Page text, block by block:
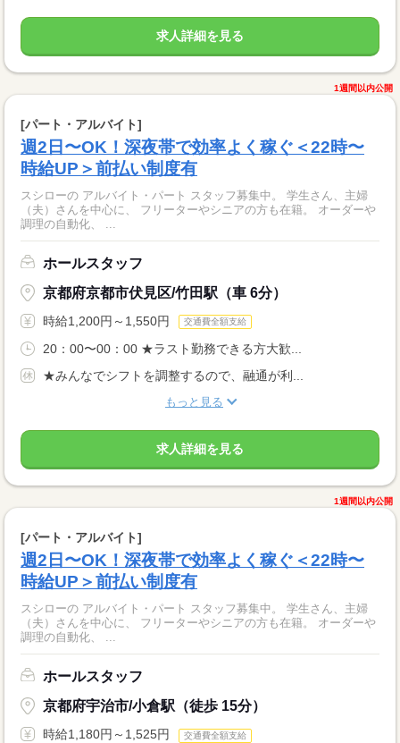
求人詳細を見る
1週間以内公開
[パート・アルバイト]
週2日〜OK！深夜帯で効率よく稼ぐ＜22時〜
時給UP＞前払い制度有
スシローの アルバイト・パート スタッフ募集中。 学生さん、主婦
（夫）さんを中心に、 フリーターやシニアの方も在籍。 オーダーや
調理の自動化、 ...
ホールスタッフ
京都府京都市伏見区/竹田駅（車 6分）
時給1,200円～1,550円 交通費全額支給
20：00〜00：00 ★ラスト勤務できる方大歓...
★みんなでシフトを調整するので、融通が利...
もっと見る
求人詳細を見る
1週間以内公開
[パート・アルバイト]
週2日〜OK！深夜帯で効率よく稼ぐ＜22時〜
時給UP＞前払い制度有
スシローの アルバイト・パート スタッフ募集中。 学生さん、主婦
（夫）さんを中心に、 フリーターやシニアの方も在籍。 オーダーや
調理の自動化、 ...
ホールスタッフ
京都府宇治市/小倉駅（徒歩 15分）
時給1,180円～1,525円 交通費全額支給